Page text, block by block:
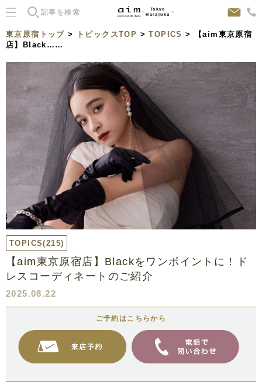
Tokyo
Harajuku
東京原宿トップ > トピックスTOP >TOPICS > 【aim東京原宿
店】Black……
TOPICS(215)
【aim東京原宿店】Blackをワンポイントに！ド
レスコーディネートのご紹介
2025.08.22
ご予約はこちらから